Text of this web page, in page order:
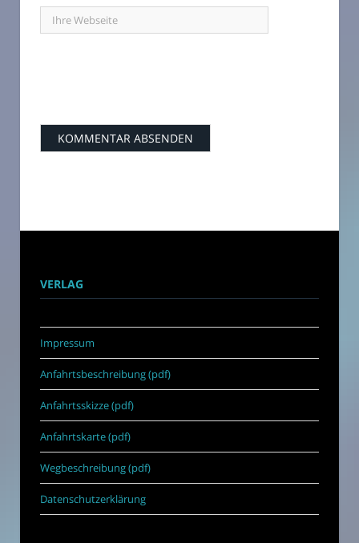
VERLAG
Impressum
Anfahrtsbeschreibung (pdf)
Anfahrtsskizze (pdf)
Anfahrtskarte (pdf)
Wegbeschreibung (pdf)
Datenschutzerklärung